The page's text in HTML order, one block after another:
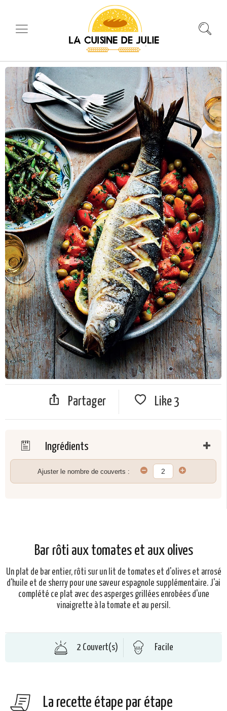
Partager Like 3
Ingrédients
Ajuster le nombre de couverts :
Bar rôti aux tomates et aux olives
Un plat de bar entier, rôti sur un lit de tomates et d'olives et arrosé
d'huile et de sherry pour une saveur espagnole supplémentaire. J'ai
complété ce plat avec des asperges grillées enrobées d'une
vinaigrette à la tomate et au persil.
2 Couvert(s) Facile
La recette étape par étape